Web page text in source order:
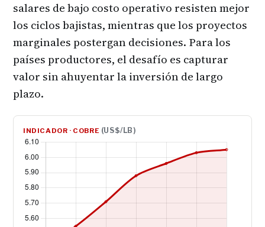
salares de bajo costo operativo resisten mejor
los ciclos bajistas, mientras que los proyectos
marginales postergan decisiones. Para los
países productores, el desafío es capturar
valor sin ahuyentar la inversión de largo
plazo.
INDICADOR · COBRE (US$/LB)